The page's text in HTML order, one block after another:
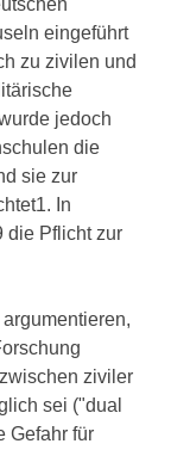
eingeführt
zu zivilen und
jedoch
die
sie zur
In
die Pflicht zur
ziviler
sei ("dual
Gefahr für